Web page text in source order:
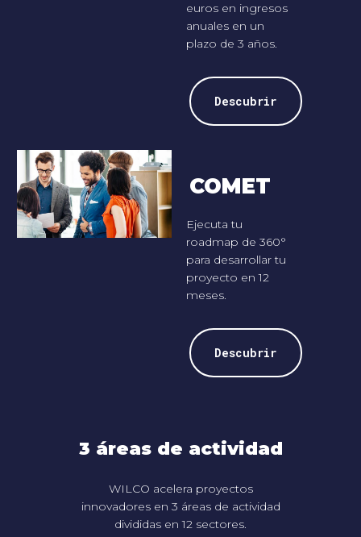
euros en ingresos
anuales en un
plazo de 3 años.
Descubrir
COMET
Ejecuta tu
roadmap de 360°
para desarrollar tu
proyecto en 12
meses.
Descubrir
3 áreas de actividad
WILCO acelera proyectos
innovadores en 3 áreas de actividad
divididas en 12 sectores.